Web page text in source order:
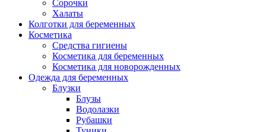
Сорочки
Халаты
Колготки для беременных
Косметика
Cредства гигиены
Косметика для беременных
Косметика для новорожденных
Одежда для беременных
Блузки
Блузы
Водолазки
Рубашки